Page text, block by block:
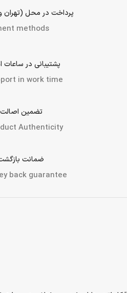
پرداخت در محل (تهران
methods
پشتیبانی در ساعات
in work time
تضمین اصالت
Authenticity
ضمانت
back guarantee